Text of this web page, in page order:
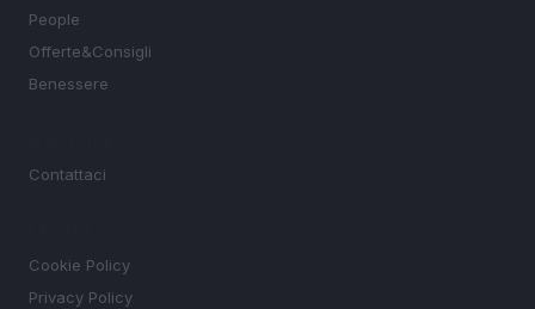
People
Offerte&Consigli
Benessere
Contattaci
Cookie Policy
Privacy Policy